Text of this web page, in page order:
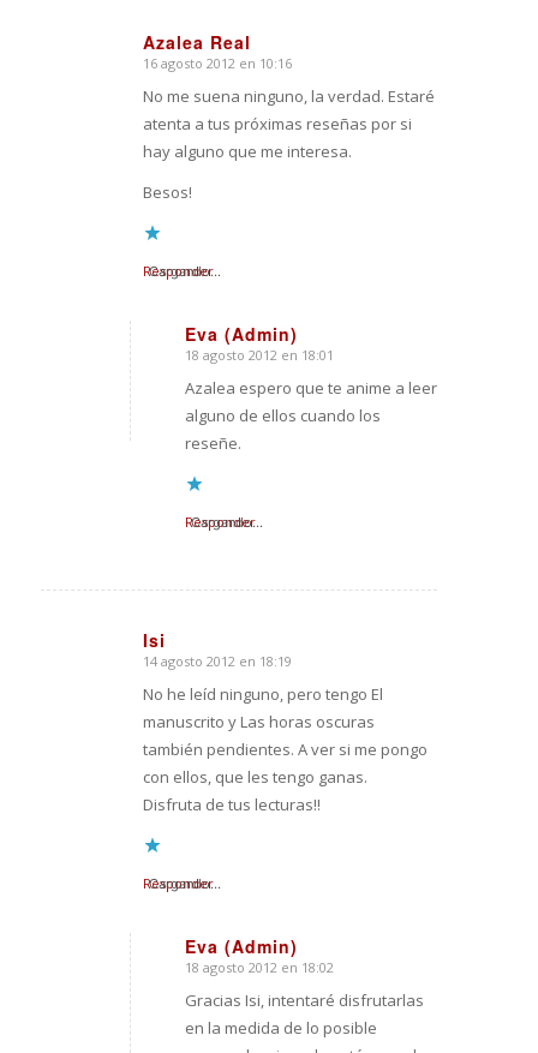
Azalea Real
Dice:
16 agosto 2012 en 10:16
No me suena ninguno, la verdad. Estaré
atenta a tus próximas reseñas por si
hay alguno que me interesa.
Besos!
Cargando...
Responder
Eva (Admin)
Dice:
18 agosto 2012 en 18:01
Azalea espero que te anime a leer
alguno de ellos cuando los
reseñe.
Cargando...
Responder
Isi
Dice:
14 agosto 2012 en 18:19
No he leíd ninguno, pero tengo El
manuscrito y Las horas oscuras
también pendientes. A ver si me pongo
con ellos, que les tengo ganas.
Disfruta de tus lecturas!!
Cargando...
Responder
Eva (Admin)
Dice:
18 agosto 2012 en 18:02
Gracias Isi, intentaré disfrutarlas
en la medida de lo posible